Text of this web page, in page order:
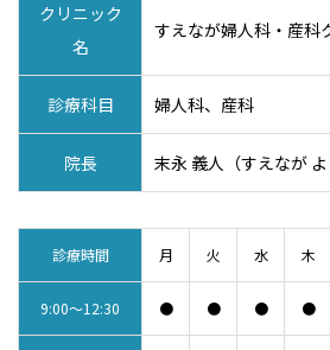
クリニック
名
すえなが婦人科・産科
診療科目 婦人科、産科
院長 末永 義人（すえなが よ
診療時間 月 火 水 木
9:00～12:30 ● ● ● ●